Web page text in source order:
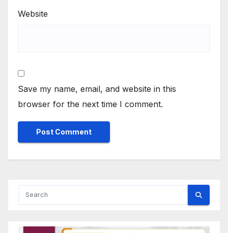
Website
Save my name, email, and website in this
browser for the next time I comment.